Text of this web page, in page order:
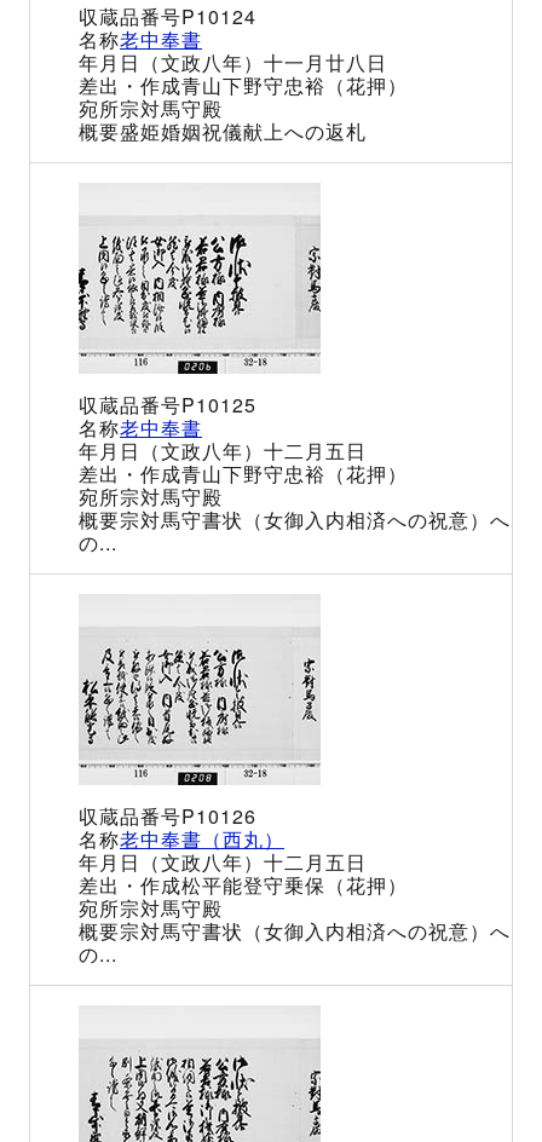
P10124
老中奉書
（文政八年）十一月廿八日
青山下野守忠裕（花押）
宗対馬守殿
盛姫婚姻祝儀献上への返札
P10125
老中奉書
（文政八年）十二月五日
青山下野守忠裕（花押）
宗対馬守殿
宗対馬守書状（女御入内相済への祝意）へ
の...
P10126
老中奉書（西丸）
（文政八年）十二月五日
松平能登守乗保（花押）
宗対馬守殿
宗対馬守書状（女御入内相済への祝意）へ
の...